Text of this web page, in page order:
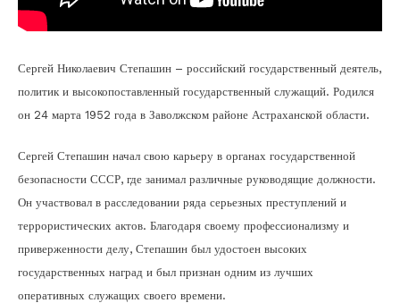
Сергей Николаевич Степашин – российский государственный деятель,
политик и высокопоставленный государственный служащий. Родился
он 24 марта 1952 года в Заволжском районе Астраханской области.
Сергей Степашин начал свою карьеру в органах государственной
безопасности СССР, где занимал различные руководящие должности.
Он участвовал в расследовании ряда серьезных преступлений и
террористических актов. Благодаря своему профессионализму и
приверженности делу, Степашин был удостоен высоких
государственных наград и был признан одним из лучших
оперативных служащих своего времени.